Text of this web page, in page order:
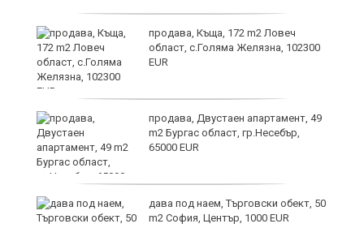
продава, Къща, 172 m2 Ловеч
област, с.Голяма Желязна, 102300
EUR
продава, Двустаен апартамент, 49
m2 Бургас област, гр.Несебър,
65000 EUR
дава под наем, Търговски обект, 50
m2 София, Център, 1000 EUR